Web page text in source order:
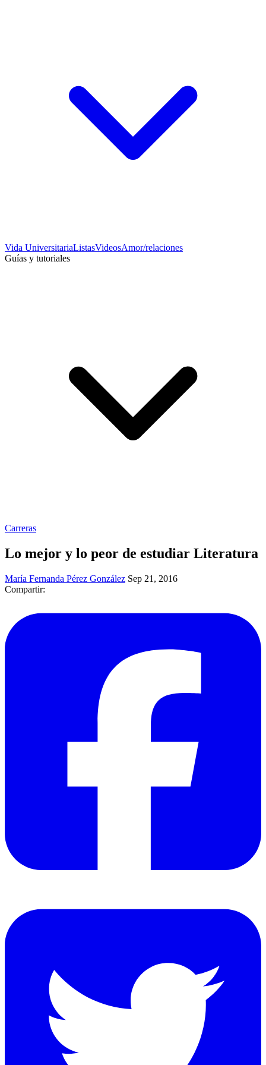
Vida UniversitariaListasVideosAmor/relaciones
Guías y tutoriales
Carreras
Lo mejor y lo peor de estudiar Literatura
María Fernanda Pérez González Sep 21, 2016
Compartir: